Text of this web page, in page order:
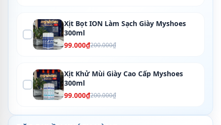
Xịt Bọt ION Làm Sạch Giày Myshoes
300ml
99.000₫200.000₫
Xịt Khử Mùi Giày Cao Cấp Myshoes
300ml
99.000₫200.000₫